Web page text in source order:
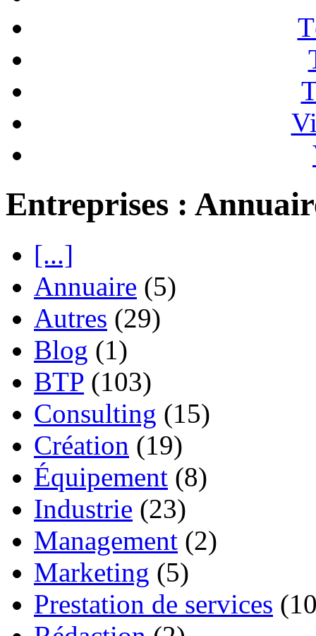
Entreprises :
[...]
Annuaire (5)
Autres (29)
Blog (1)
BTP (103)
Consulting (15)
Création (19)
Équipement (8)
Industrie (23)
Management (2)
Marketing (5)
Prestation de services